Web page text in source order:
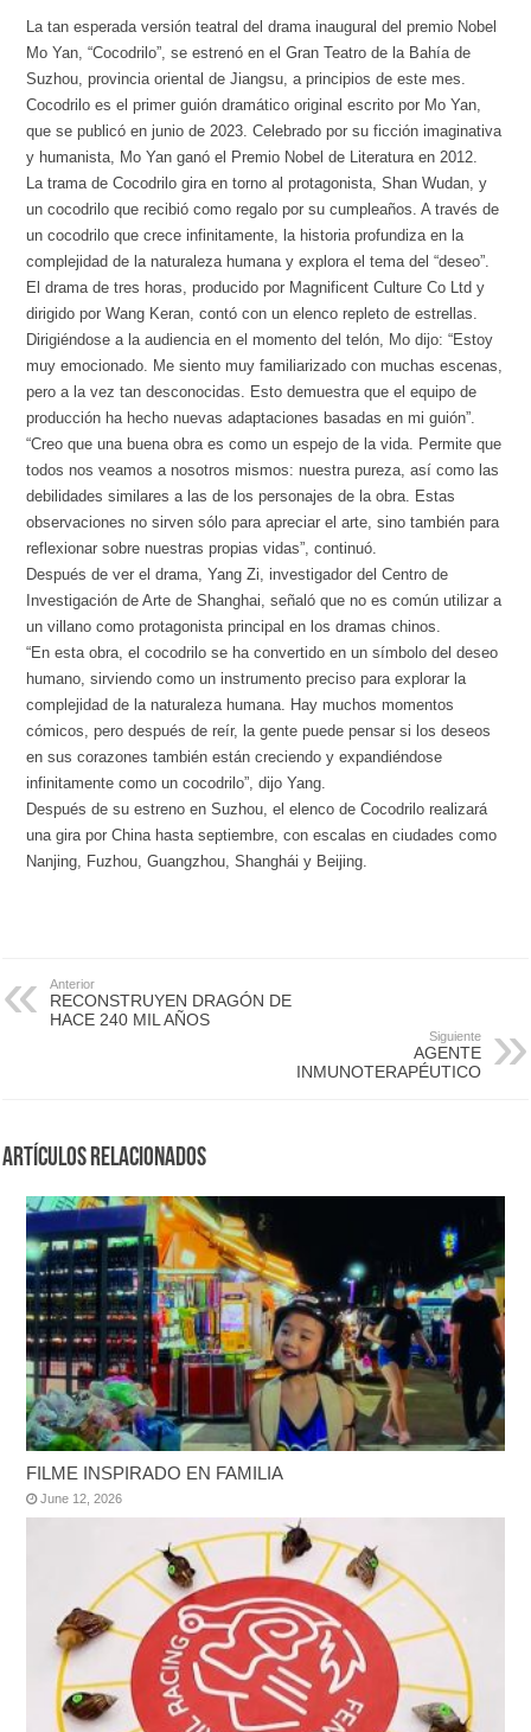
La tan esperada versión teatral del drama inaugural del premio Nobel
Mo Yan, “Cocodrilo”, se estrenó en el Gran Teatro de la Bahía de
Suzhou, provincia oriental de Jiangsu, a principios de este mes.
Cocodrilo es el primer guión dramático original escrito por Mo Yan,
que se publicó en junio de 2023. Celebrado por su ficción imaginativa
y humanista, Mo Yan ganó el Premio Nobel de Literatura en 2012.
La trama de Cocodrilo gira en torno al protagonista, Shan Wudan, y
un cocodrilo que recibió como regalo por su cumpleaños. A través de
un cocodrilo que crece infinitamente, la historia profundiza en la
complejidad de la naturaleza humana y explora el tema del “deseo”.
El drama de tres horas, producido por Magnificent Culture Co Ltd y
dirigido por Wang Keran, contó con un elenco repleto de estrellas.
Dirigiéndose a la audiencia en el momento del telón, Mo dijo: “Estoy
muy emocionado. Me siento muy familiarizado con muchas escenas,
pero a la vez tan desconocidas. Esto demuestra que el equipo de
producción ha hecho nuevas adaptaciones basadas en mi guión”.
“Creo que una buena obra es como un espejo de la vida. Permite que
todos nos veamos a nosotros mismos: nuestra pureza, así como las
debilidades similares a las de los personajes de la obra. Estas
observaciones no sirven sólo para apreciar el arte, sino también para
reflexionar sobre nuestras propias vidas”, continuó.
Después de ver el drama, Yang Zi, investigador del Centro de
Investigación de Arte de Shanghai, señaló que no es común utilizar a
un villano como protagonista principal en los dramas chinos.
“En esta obra, el cocodrilo se ha convertido en un símbolo del deseo
humano, sirviendo como un instrumento preciso para explorar la
complejidad de la naturaleza humana. Hay muchos momentos
cómicos, pero después de reír, la gente puede pensar si los deseos
en sus corazones también están creciendo y expandiéndose
infinitamente como un cocodrilo”, dijo Yang.
Después de su estreno en Suzhou, el elenco de Cocodrilo realizará
una gira por China hasta septiembre, con escalas en ciudades como
Nanjing, Fuzhou, Guangzhou, Shanghái y Beijing.
Anterior
RECONSTRUYEN DRAGÓN DE
HACE 240 MIL AÑOS
Siguiente
AGENTE
INMUNOTERAPÉUTICO
Artículos Relacionados
FILME INSPIRADO EN FAMILIA
June 12, 2026